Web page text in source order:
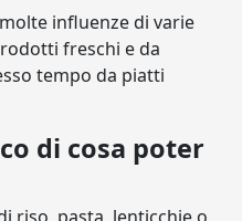
influenze di varie
freschi e da
tempo da piatti
di cosa poter